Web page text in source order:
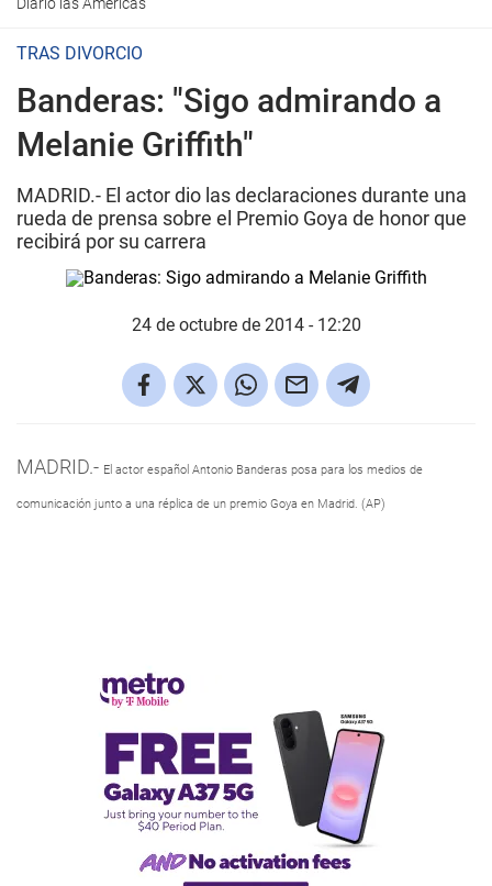
TRAS DIVORCIO
Banderas: "Sigo admirando a
Melanie Griffith"
MADRID.- El actor dio las declaraciones durante una
rueda de prensa sobre el Premio Goya de honor que
recibirá por su carrera
24 de octubre de 2014 - 12:20
MADRID.- El actor español Antonio Banderas posa para los medios de
comunicación junto a una réplica de un premio Goya en Madrid. (AP)